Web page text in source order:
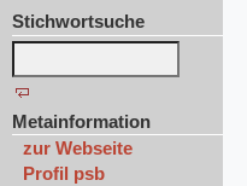
Stichwortsuche
Metainformation
zur Webseite
Profil psb